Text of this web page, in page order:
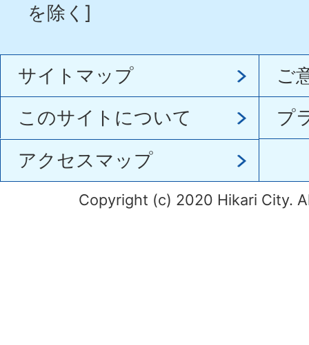
を除く]
サイトマップ
ご
このサイトについて
プ
アクセスマップ
Copyright (c) 2020 Hikari City.